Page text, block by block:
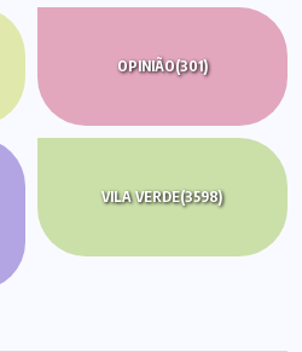
OPINIÃO(301)
VILA VERDE(3598)